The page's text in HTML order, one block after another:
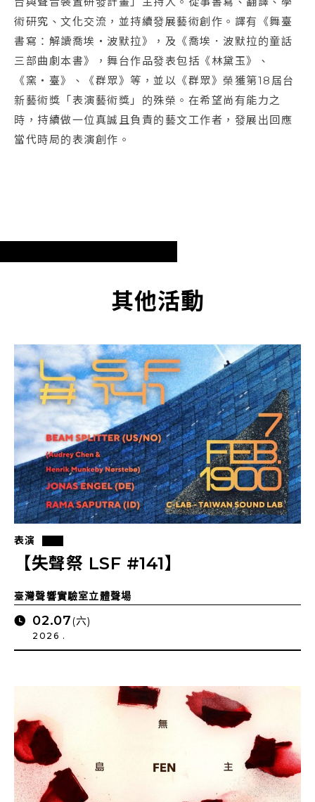
術研究、文化交流，並持續發展藝術創作。譯有《舞臺
書寫：解讀喬埃‧波默拉》，及《喬埃．波默拉的童話
三部曲劇本書》，舞台作品發表包括《林黛玉》、
《窯‧臺》、《群眾》等，並以《群眾》榮獲第18屆台
新藝術獎「表演藝術獎」的殊榮。在希望尚有能力之
時，持續做一位真誠且負責的藝文工作者，發展出回應
當代時局的表演創作。
其他活動
表演
【失聲祭 LSF #141】
臺灣聲響實驗室立體聲場
02.07(六)
2026 .